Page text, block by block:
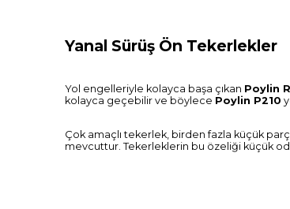
Yanal Sürüş Ön Tekerlekler
Yol engelleriyle kolayca başa çıkan Poylin
kolayca geçebilir ve böylece Poylin P210
Çok amaçlı tekerlek, birden fazla küçük
mevcuttur. Tekerleklerin bu özeliği küçük